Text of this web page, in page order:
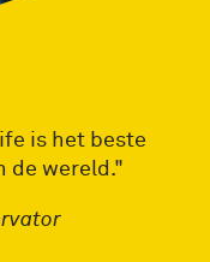
is het beste
de wereld."